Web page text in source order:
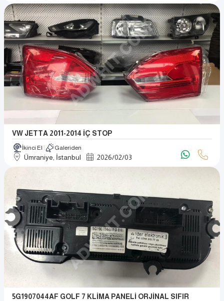
VW JETTA 2011-2014 İÇ STOP
İkinci El Galeriden
Ümraniye, İstanbul 2026/02/03
5G1907044AF GOLF 7 KLİMA PANELİ ORJİNAL SIFIR